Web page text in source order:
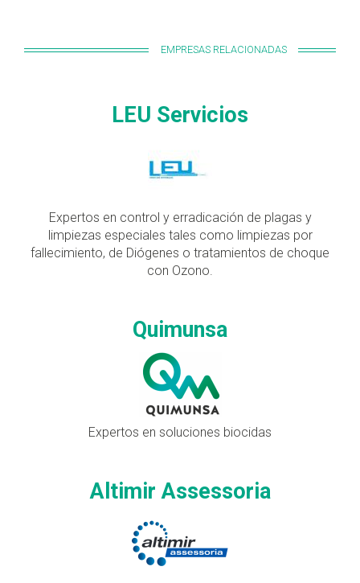
EMPRESAS RELACIONADAS
LEU Servicios
Expertos en control y erradicación de plagas y
limpiezas especiales tales como limpiezas por
fallecimiento, de Diógenes o tratamientos de choque
con Ozono.
Quimunsa
Expertos en soluciones biocidas
Altimir Assessoria